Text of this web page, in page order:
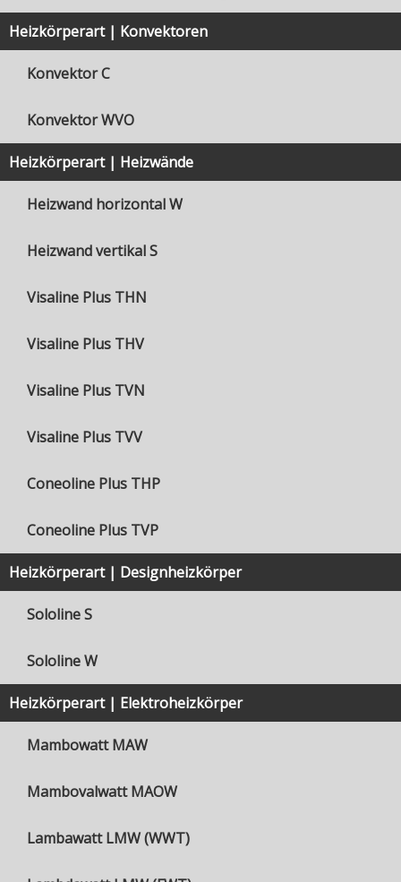
Heizkörperart | Konvektoren
Konvektor C
Konvektor WVO
Heizkörperart | Heizwände
Heizwand horizontal W
Heizwand vertikal S
Visaline Plus THN
Visaline Plus THV
Visaline Plus TVN
Visaline Plus TVV
Coneoline Plus THP
Coneoline Plus TVP
Heizkörperart | Designheizkörper
Sololine S
Sololine W
Heizkörperart | Elektroheizkörper
Mambowatt MAW
Mambovalwatt MAOW
Lambawatt LMW (WWT)